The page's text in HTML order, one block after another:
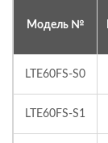
Модель №
LTE60FS-S0
LTE60FS-S1